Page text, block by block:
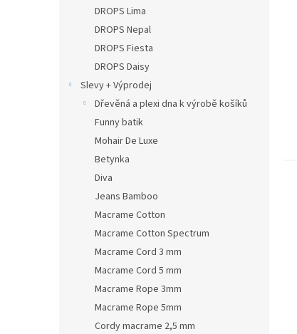
DROPS Lima
DROPS Nepal
DROPS Fiesta
DROPS Daisy
Slevy + Výprodej
Dřevěná a plexi dna k výrobě košíků
Funny batik
Mohair De Luxe
Betynka
Diva
Jeans Bamboo
Macrame Cotton
Macrame Cotton Spectrum
Macrame Cord 3 mm
Macrame Cord 5 mm
Macrame Rope 3mm
Macrame Rope 5mm
Cordy macrame 2,5 mm